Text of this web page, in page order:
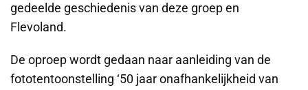
gedeelde geschiedenis van deze groep en
Flevoland.
De oproep wordt gedaan naar aanleiding van de
fototentoonstelling ‘50 jaar onafhankelijkheid van